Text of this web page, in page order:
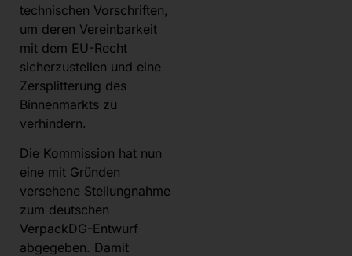
technischen Vorschriften,
um deren Vereinbarkeit
mit dem EU-Recht
sicherzustellen und eine
Zersplitterung des
Binnenmarkts zu
verhindern.
Die Kommission hat nun
eine mit Gründen
versehene Stellungnahme
zum deutschen
VerpackDG-Entwurf
abgegeben. Damit